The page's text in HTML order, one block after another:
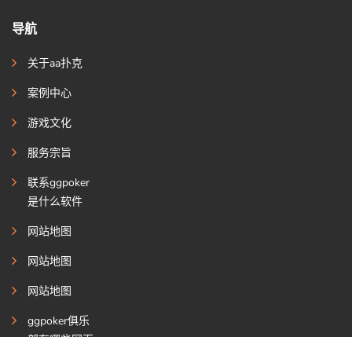
导航
关于aa扑克
案例中心
游戏文化
服务宗旨
联系ggpoker
是什么软件
网站地图
网站地图
网站地图
ggpoker俱乐